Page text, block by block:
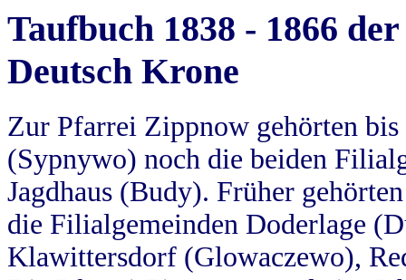
Taufbuch 1838 - 1866
Deutsch Krone
Zur Pfarrei Zippnow gehörten
(Sypnywo) noch die beiden
Jagdhaus (Budy). Früher
die Filialgemeinden Doderlage
Klawittersdorf (Glowaczewo),